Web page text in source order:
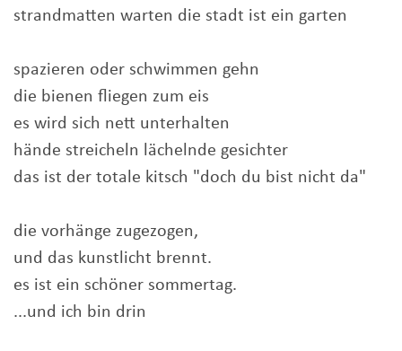
strandmatten warten die stadt ist ein garten
spazieren oder schwimmen gehn
die bienen fliegen zum eis
es wird sich nett unterhalten
hände streicheln lächelnde gesichter
das ist der totale kitsch "doch du bist nicht da"
die vorhänge zugezogen,
und das kunstlicht brennt.
es ist ein schöner sommertag.
...und ich bin drin